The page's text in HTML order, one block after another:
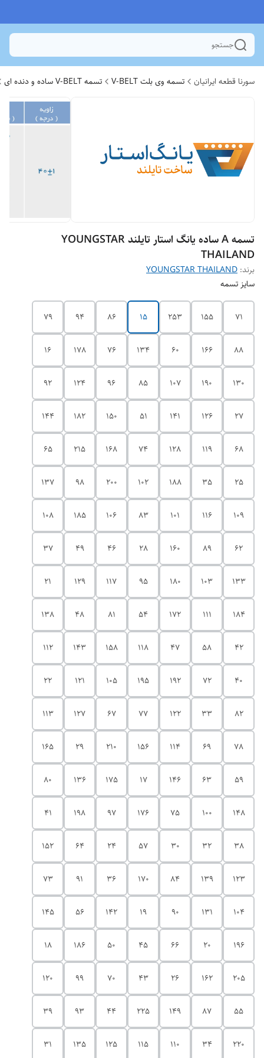
جستجو
سورنا قطعه ایرانیان تسمه وی بلت V-BELT تسمه V-BELT ساده و دنده ای
تسمه A ساده یانگ استار تایلند YOUNGSTAR
THAILAND
برند: YOUNGSTAR THAILAND
سایز تسمه
71
155
253
15
86
94
79
88
166
60
134
76
178
16
130
190
107
85
96
124
92
27
126
141
51
150
182
144
68
119
128
74
168
215
65
25
35
188
102
200
98
137
109
116
101
83
106
185
108
62
89
160
28
46
49
37
133
103
180
95
117
129
21
184
111
172
54
81
48
138
42
58
47
118
158
143
112
40
72
192
195
105
121
22
82
33
122
77
67
127
113
78
69
114
156
210
29
165
59
63
146
17
175
136
80
148
100
75
176
97
198
41
38
32
30
57
24
64
152
123
139
84
170
36
91
73
104
131
90
19
142
56
145
196
20
66
45
50
186
18
205
162
26
43
70
99
120
55
87
149
225
44
93
39
220
34
110
115
125
135
31